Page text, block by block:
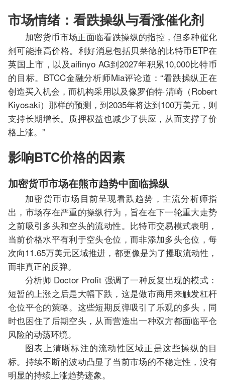
市场情绪：看跌操纵与看涨催化剂
加密货币市场正面临看跌操纵的指控，但多种催化
剂可能推高价格。利好消息包括贝莱德的比特币ETP在
英国上市，以及aifinyo AG到2027年积累10,000比特币
的目标。BTCC金融分析师Mia评论道：“看跌操纵正在
创造买入机会，而机构采用以及像罗伯特·清崎（Robert
Kiyosaki）那样的预测，到2035年将达到100万美元，则
支持长期增长。质押权益也减少了供应，从而支撑了价
格上涨。”
影响BTC价格的因素
加密货币市场在熊市趋势中面临操纵
加密货币市场目前呈现看跌趋势，主流分析师指
出，市场存在严重的操纵行为，旨在在下一轮重大走势
之前吸引多头和空头的流动性。比特币交易模式表明，
当前价格水平有利于空头仓位，而非添加多头仓位，每
次向11.65万美元区域推进，都更像是为了攫取流动性，
而非真正的反弹。
分析师 Doctor Profit 强调了一种反复出现的模式：
短暂的上涨之后是大幅下跌，这是做市商用来触发杠杆
仓位平仓的策略。这些短期反弹吸引了乐观的多头，同
时也困住了后期空头，从而营造出一种双方都面临平仓
风险的动荡环境。
图表上清晰标注的流动性区域正是这些操纵的目
标。持续不断的波动凸显了当前市场的不稳定性，没有
明显的持续上涨趋势迹象。